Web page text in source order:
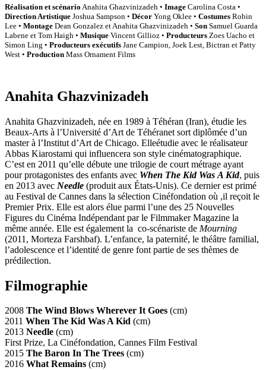
Réalisation et scénario Anahita Ghazvinizadeh • Image Carolina Costa •
Direction Artistique Joshua Sampson • Décor Yong Oklee • Costumes Robin
Lee • Montage Dean Gonzalez et Anahita Ghazvinizadeh • Son Samuel Guarda
Labene et Tom Haigh • Musique Vincent Gillioz • Producteurs Zoes Uacho et
Simon Ling • Producteurs exécutifs Jane Campion, Joek Lest, Bictran et Patty
West • Production Mass Ornament Films
Anahita Ghazvinizadeh
Anahita Ghazvinizadeh, née en 1989 à Téhéran (Iran), étudie les
Beaux-Arts à l’Université d’Art de Téhéranet sort diplômée d’un
master à l’Institut d’Art de Chicago. Elleétudie avec le réalisateur
Abbas Kiarostami qui influencera son style cinématographique.
C’est en 2011 qu’elle débute une trilogie de court métrage ayant
pour protagonistes des enfants avec When The Kid Was A Kid, puis
en 2013 avec Needle (produit aux États-Unis). Ce dernier est primé
au Festival de Cannes dans la sélection Cinéfondation où ,il reçoit le
Premier Prix. Elle est alors élue parmi l’une des 25 Nouvelles
Figures du Cinéma Indépendant par le Filmmaker Magazine la
même année. Elle est également la co-scénariste de Mourning
(2011, Morteza Farshbaf). L’enfance, la paternité, le théâtre familial,
l’adolescence et l’identité de genre font partie de ses thèmes de
prédilection.
Filmographie
2008 The Wind Blows Wherever It Goes (cm)
2011 When The Kid Was A Kid (cm)
2013 Needle (cm)
First Prize, La Cinéfondation, Cannes Film Festival
2015 The Baron In The Trees (cm)
2016 What Remains (cm)